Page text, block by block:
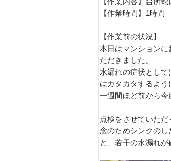
【作業時間】1時間
【作業前の状況】
本日はマンション
ただきました。
水漏れの症状とし
はカタカタするよう
一週間ほど前から今
点検をさせていただ
念のためシンクのし
と、若干の水漏れが